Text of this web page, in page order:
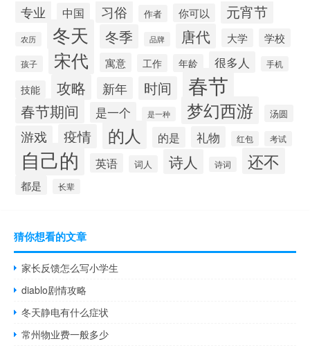
专业 中国 习俗 作者 你可以 元宵节
农历 冬天 冬季 品牌 唐代 大学 学校
孩子 宋代 寓意 工作 年龄 很多人 手机
技能 攻略 新年 时间 春节
春节期间 是一个 是一种 梦幻西游 汤圆
游戏 疫情 的人 的是 礼物 红包 考试
自己的 英语 词人 诗人 诗词 还不
都是 长辈
猜你想看的文章
家长反馈怎么写小学生
diablo剧情攻略
冬天静电有什么症状
常州物业费一般多少